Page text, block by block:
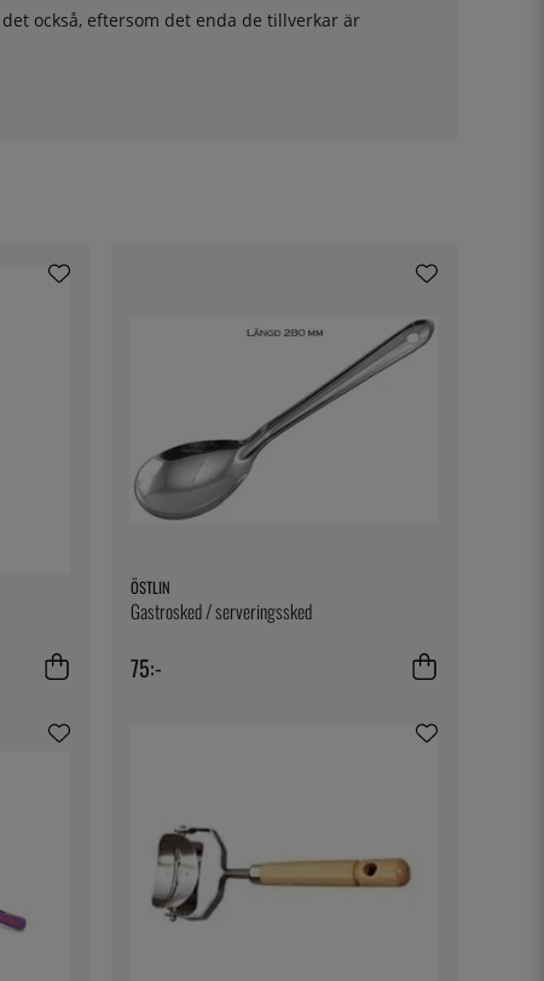
också, eftersom det enda de tillverkar är
ÖSTLIN
Gastrosked / serveringssked
75:-